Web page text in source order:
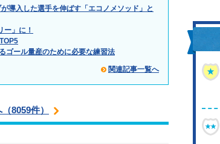
導入した選手を伸ばす「エコノメソッド」と
」に！
ゴール量産のために必要な練習法
関連記事一覧へ
8059件）